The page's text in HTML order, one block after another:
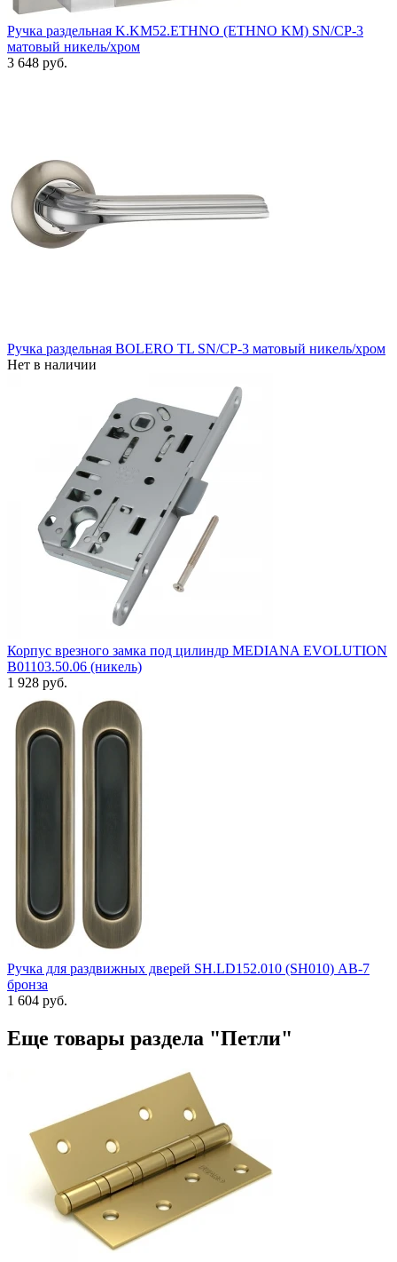
Ручка раздельная K.KM52.ETHNO (ETHNO KM) SN/CP-3
матовый никель/хром
3 648 руб.
Ручка раздельная BOLERO TL SN/CP-3 матовый никель/хром
Нет в наличии
Корпус врезного замка под цилиндр MEDIANA EVOLUTION
B01103.50.06 (никель)
1 928 руб.
Ручка для раздвижных дверей SH.LD152.010 (SH010) АВ-7
бронза
1 604 руб.
Еще товары раздела "Петли"